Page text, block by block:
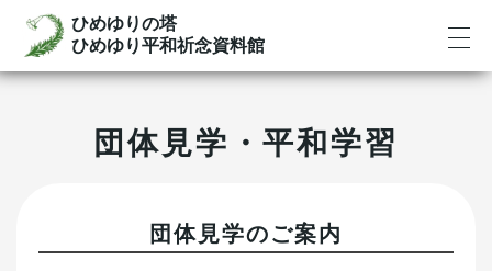
ひめゆりの塔
ひめゆり平和祈念資料館
団体見学・平和学習
団体見学のご案内